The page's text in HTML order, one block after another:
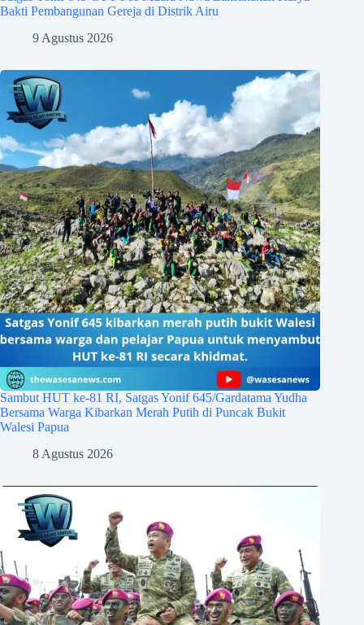
Bakti Pembangunan Gereja di Distrik Airu
9 Agustus 2026
Sambut HUT ke-81 RI, Satgas Yonif 645/Gardatama Yudha
Bersama Warga Kibarkan Merah Putih di Puncak Bukit
Walesi Papua
8 Agustus 2026